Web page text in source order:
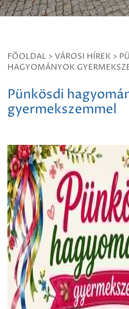
FŐOLDAL > VÁROSI HÍREK >
HAGYOMÁNYOK
Pünkösdi
gyermekszemmel